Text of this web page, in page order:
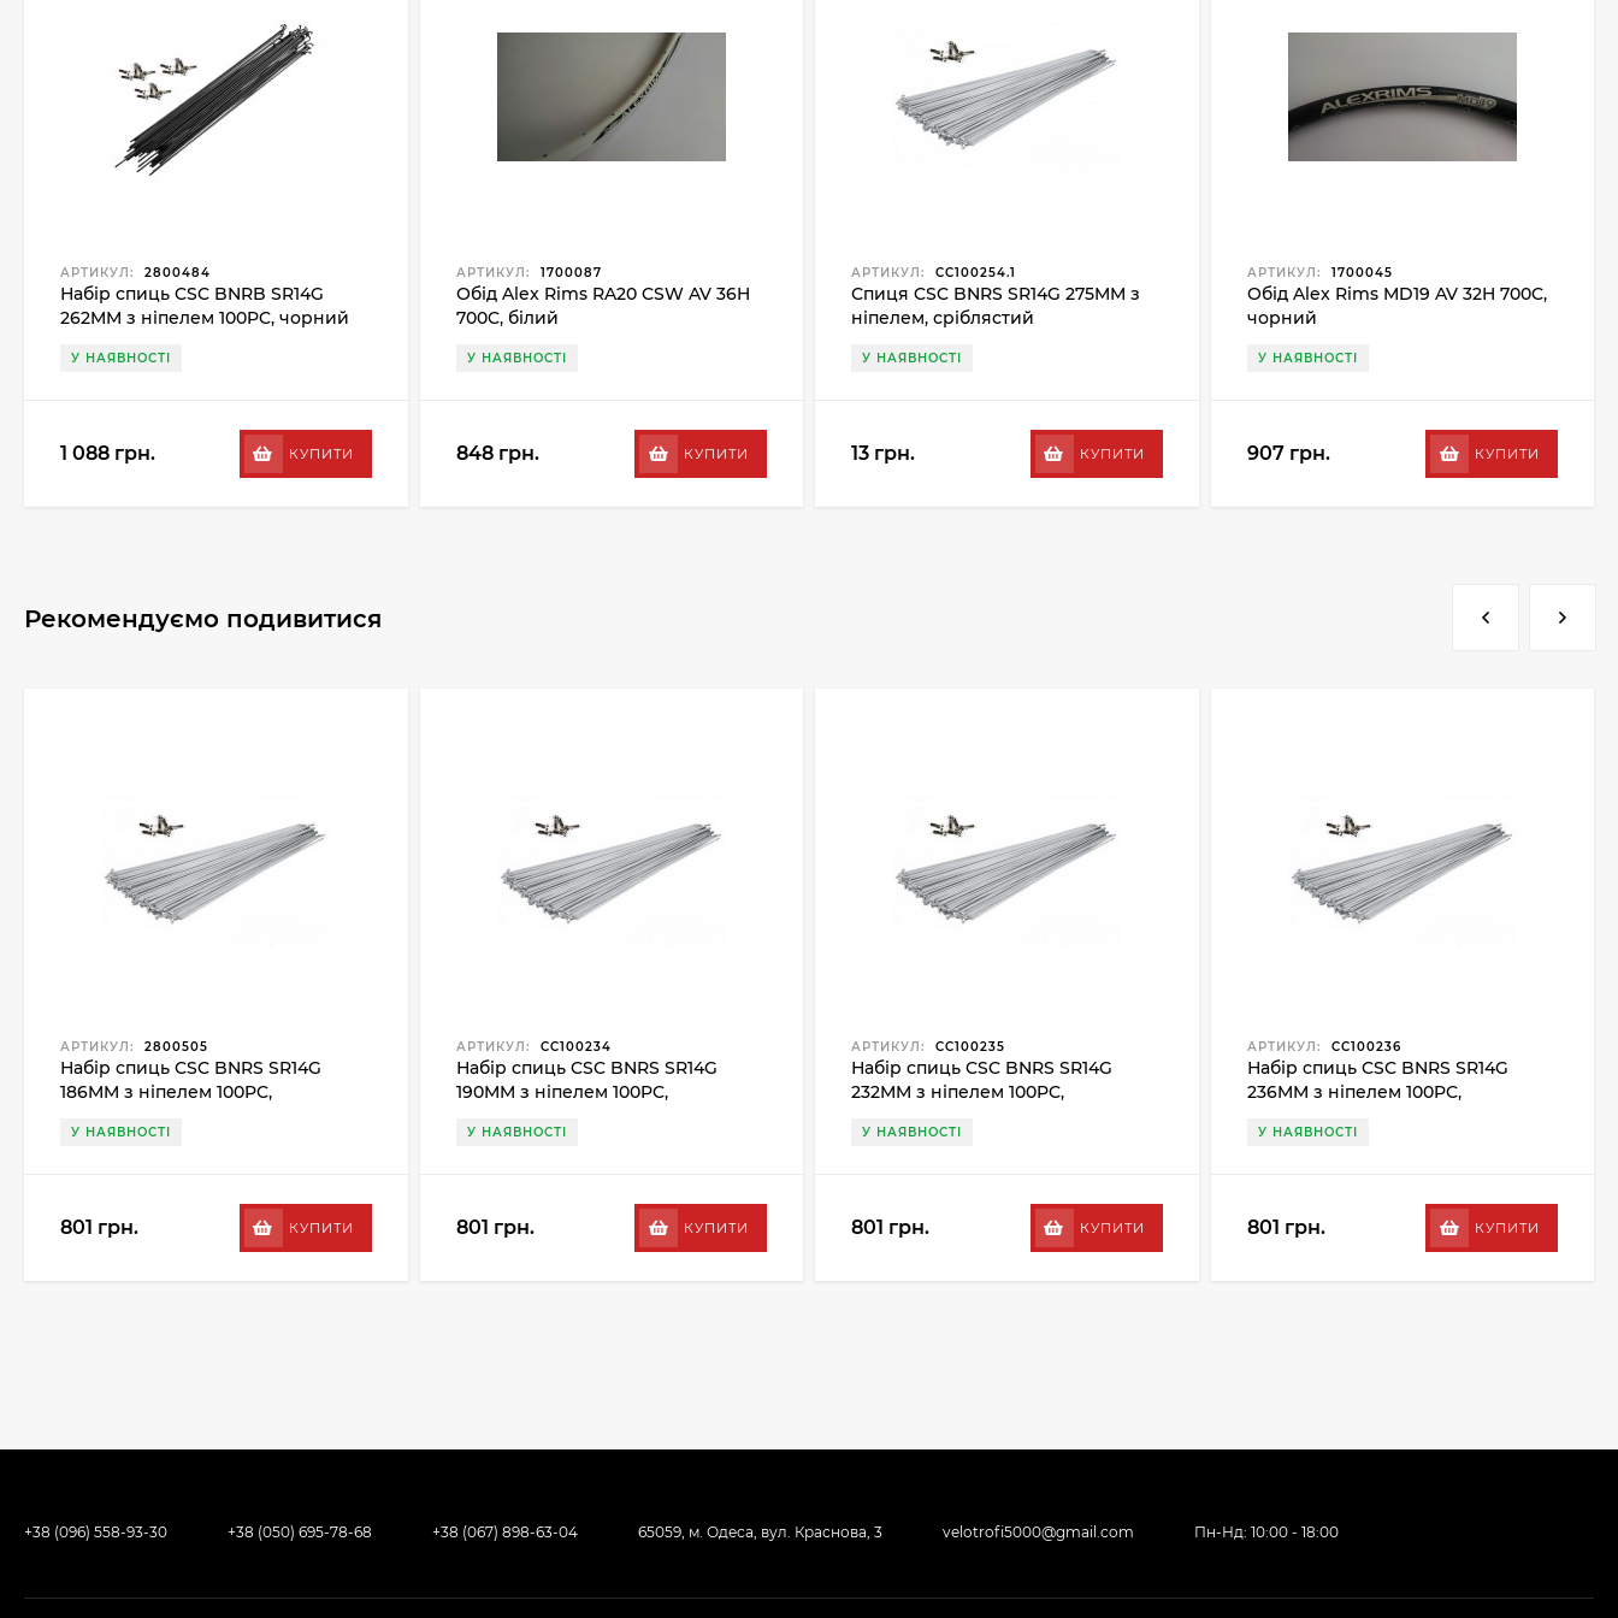
АРТИКУЛ: 2800484
Набір спиць CSC BNRB SR14G
262MM з ніпелем 100PC, чорний
У НАЯВНОСТІ
1 088 грн. КУПИТИ
АРТИКУЛ: 1700087
Обід Alex Rims RA20 CSW AV 36H
700C, білий
У НАЯВНОСТІ
848 грн. КУПИТИ
АРТИКУЛ: CC100254.1
Спиця CSC BNRS SR14G 275MM з
ніпелем, сріблястий
У НАЯВНОСТІ
13 грн. КУПИТИ
АРТИКУЛ: 1700045
Обід Alex Rims MD19 AV 32H 700C,
чорний
У НАЯВНОСТІ
907 грн. КУПИТИ
Рекомендуємо подивитися
АРТИКУЛ: 2800505
Набір спиць CSC BNRS SR14G
186MM з ніпелем 100PC,
У НАЯВНОСТІ
801 грн. КУПИТИ
АРТИКУЛ: CC100234
Набір спиць CSC BNRS SR14G
190MM з ніпелем 100PC,
У НАЯВНОСТІ
801 грн. КУПИТИ
АРТИКУЛ: CC100235
Набір спиць CSC BNRS SR14G
232MM з ніпелем 100PC,
У НАЯВНОСТІ
801 грн. КУПИТИ
АРТИКУЛ: CC100236
Набір спиць CSC BNRS SR14G
236MM з ніпелем 100PC,
У НАЯВНОСТІ
801 грн. КУПИТИ
+38 (096) 558-93-30 +38 (050) 695-78-68 +38 (067) 898-63-04 65059, м. Одеса, вул. Краснова, 3 velotrofi5000@gmail.com Пн-Нд: 10:00 - 18:00